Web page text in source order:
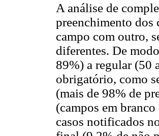
A análise de
preenchimento dos
campo com outro,
diferentes. De
89%) a regular (50
obrigatório, como
(mais de 98% de
(campos em
casos notificados